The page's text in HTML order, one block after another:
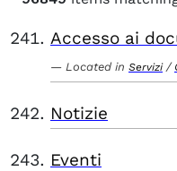
Accesso ai
Located in Servizi /
Notizie
Eventi